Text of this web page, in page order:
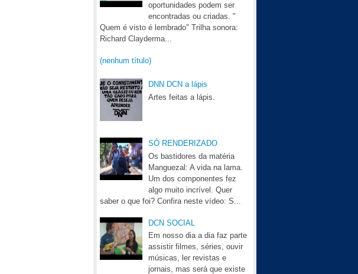
oportunidades podem ser
encontradas ou criadas. "
Quem é visto é lembrado" Trilha sonora:
Richard Clayderma...
(nenhum título)
DNN DCN a lápis
Artes feitas a lápis.
SÓ RENDERIZADO
Os bastidores da matéria
Manguezal: A vida na lama.
Um dos componentes fez
algo muito incrível. Quer
saber o que foi? Confira neste vídeo: S...
DCN SOCIAL
Em nosso dia a dia faz parte
assistir filmes, séries, ouvir
músicas, ler revistas e
jornais, mas será que existe